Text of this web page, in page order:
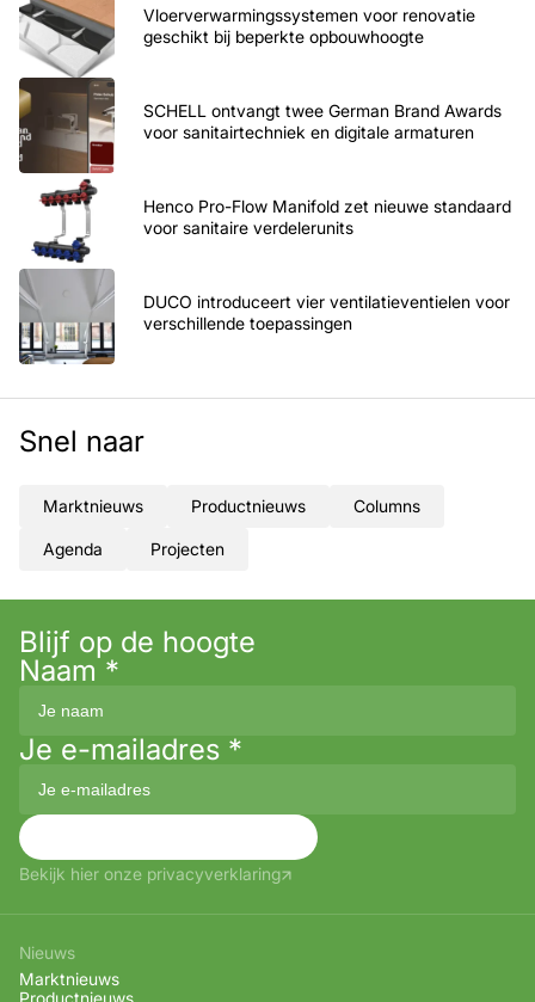
Vloerverwarmingssystemen voor renovatie
geschikt bij beperkte opbouwhoogte
SCHELL ontvangt twee German Brand Awards
voor sanitairtechniek en digitale armaturen
Henco Pro-Flow Manifold zet nieuwe standaard
voor sanitaire verdelerunits
DUCO introduceert vier ventilatieventielen voor
verschillende toepassingen
Snel naar
Marktnieuws Productnieuws Columns
Agenda Projecten
Blijf op de hoogte
Naam *
Je e-mailadres *
Bekijk hier onze privacyverklaring
Nieuws
Marktnieuws